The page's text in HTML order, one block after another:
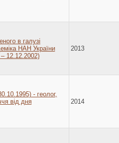
в галузі
НАН України
12.12.2002)
2013
- геолог,
від дня
2014